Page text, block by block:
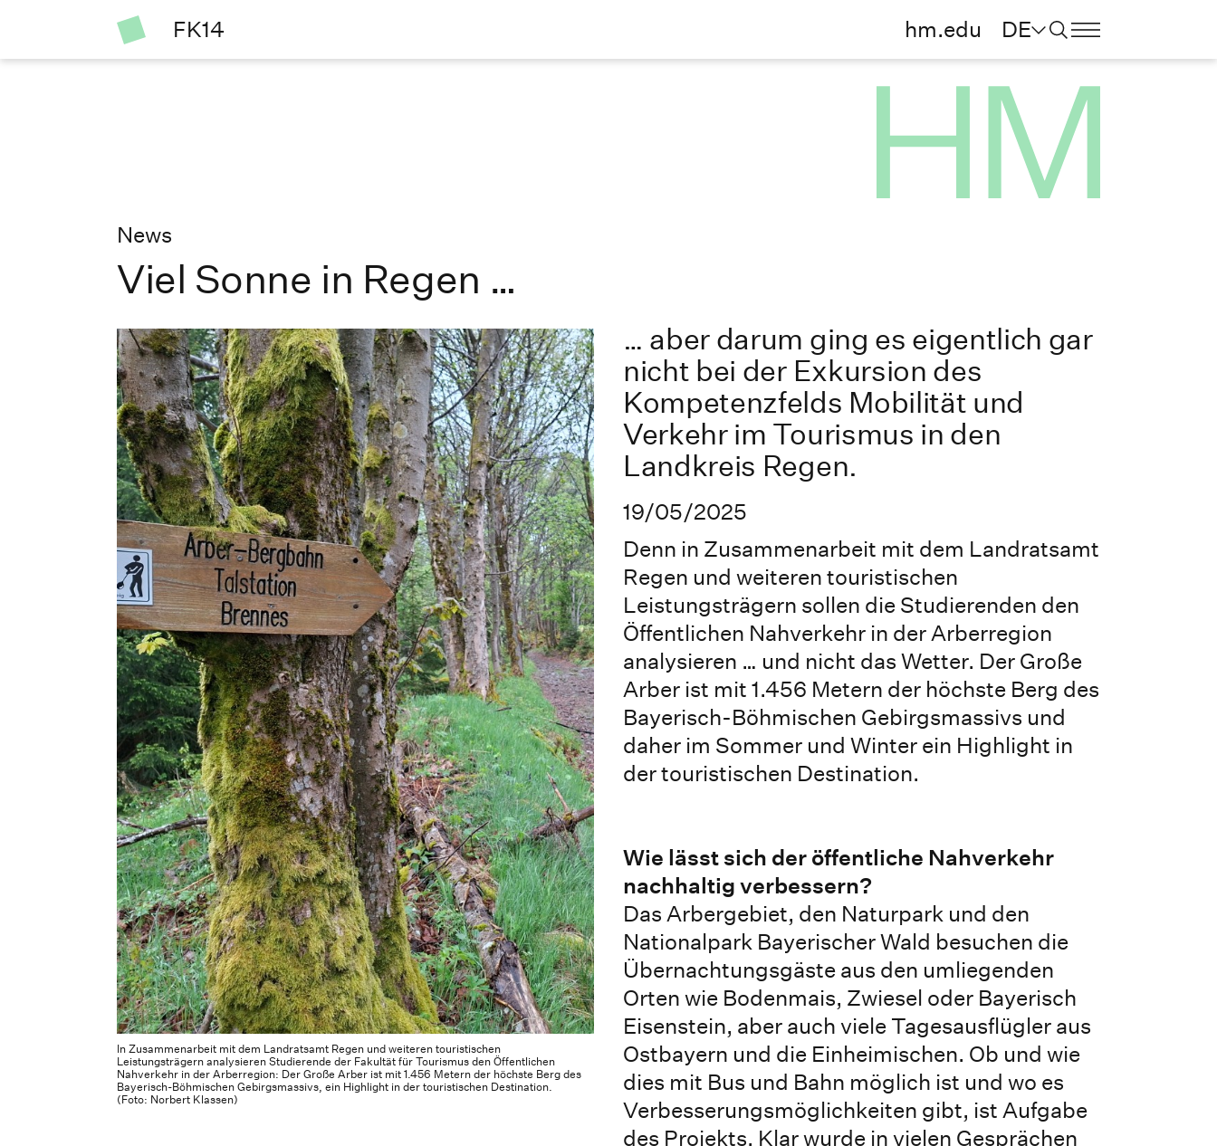
FK14 hm.edu DE
News
Viel Sonne in Regen …
In Zusammenarbeit mit dem Landratsamt Regen und weiteren touristischen
Leistungsträgern analysieren Studierende der Fakultät für Tourismus den Öffentlichen
Nahverkehr in der Arberregion: Der Große Arber ist mit 1.456 Metern der höchste Berg des
Bayerisch-Böhmischen Gebirgsmassivs, ein Highlight in der touristischen Destination.
(Foto: Norbert Klassen)
… aber darum ging es eigentlich gar
nicht bei der Exkursion des
Kompetenzfelds Mobilität und
Verkehr im Tourismus in den
Landkreis Regen.
19/05/2025
Denn in Zusammenarbeit mit dem Landratsamt
Regen und weiteren touristischen
Leistungsträgern sollen die Studierenden den
Öffentlichen Nahverkehr in der Arberregion
analysieren … und nicht das Wetter. Der Große
Arber ist mit 1.456 Metern der höchste Berg des
Bayerisch-Böhmischen Gebirgsmassivs und
daher im Sommer und Winter ein Highlight in
der touristischen Destination.
Wie lässt sich der öffentliche Nahverkehr
nachhaltig verbessern?
Das Arbergebiet, den Naturpark und den
Nationalpark Bayerischer Wald besuchen die
Übernachtungsgäste aus den umliegenden
Orten wie Bodenmais, Zwiesel oder Bayerisch
Eisenstein, aber auch viele Tagesausflügler aus
Ostbayern und die Einheimischen. Ob und wie
dies mit Bus und Bahn möglich ist und wo es
Verbesserungsmöglichkeiten gibt, ist Aufgabe
des Projekts. Klar wurde in vielen Gesprächen